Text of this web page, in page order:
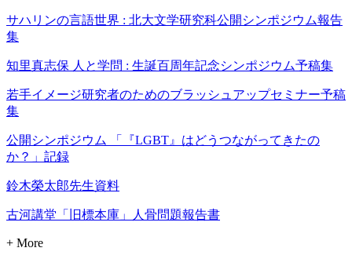
サハリンの言語世界 : 北大文学研究科公開シンポジウム報告
集
知里真志保 人と学問 : 生誕百周年記念シンポジウム予稿集
若手イメージ研究者のためのブラッシュアップセミナー予稿
集
公開シンポジウム 「『LGBT』はどうつながってきたの
か？」記録
鈴木榮太郎先生資料
古河講堂「旧標本庫」人骨問題報告書
+ More